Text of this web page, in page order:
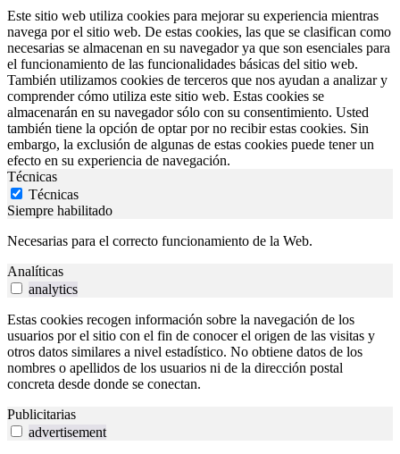
Este sitio web utiliza cookies para mejorar su experiencia mientras
navega por el sitio web. De estas cookies, las que se clasifican como
necesarias se almacenan en su navegador ya que son esenciales para
el funcionamiento de las funcionalidades básicas del sitio web.
También utilizamos cookies de terceros que nos ayudan a analizar y
comprender cómo utiliza este sitio web. Estas cookies se
almacenarán en su navegador sólo con su consentimiento. Usted
también tiene la opción de optar por no recibir estas cookies. Sin
embargo, la exclusión de algunas de estas cookies puede tener un
efecto en su experiencia de navegación.
Técnicas
Técnicas
Siempre habilitado
Necesarias para el correcto funcionamiento de la Web.
Analíticas
analytics
Estas cookies recogen información sobre la navegación de los
usuarios por el sitio con el fin de conocer el origen de las visitas y
otros datos similares a nivel estadístico. No obtiene datos de los
nombres o apellidos de los usuarios ni de la dirección postal
concreta desde donde se conectan.
Publicitarias
advertisement